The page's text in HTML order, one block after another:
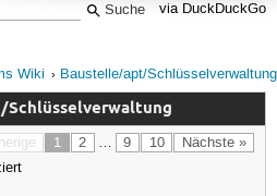
via DuckDuckGo
Wiki Baustelle/apt/Schlüsselverwaltung
1 2 … 9 10 Nächste »